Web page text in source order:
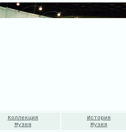
Коллекция
Музея
История
Музея